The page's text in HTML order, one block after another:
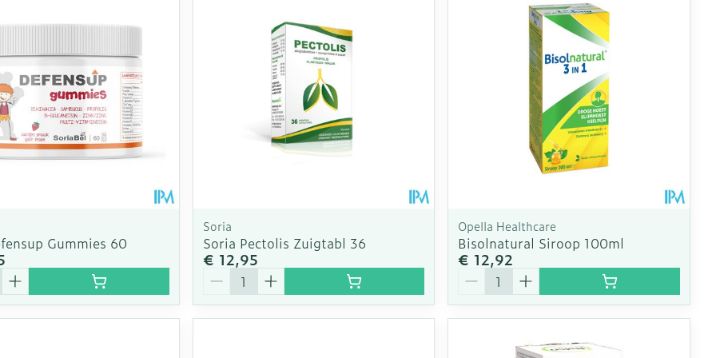
-
Supplementen
Insectenwerende
middelen
Parfums en
geurproducten
Zelfbruiner CBD
Mondmaskers
Gummies 60
Soria
Soria Pectolis Zuigtabl 36
€ 12,95
Aantal
Opella Healthcare
Bisolnatural Siroop 100ml
€ 12,92
Aantal